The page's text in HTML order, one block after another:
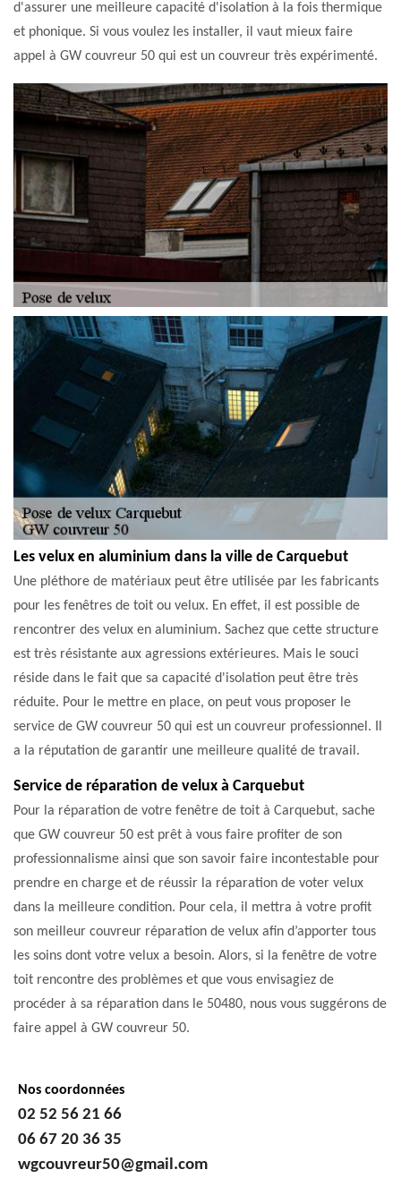
d'assurer une meilleure capacité d'isolation à la fois thermique
et phonique. Si vous voulez les installer, il vaut mieux faire
appel à GW couvreur 50 qui est un couvreur très expérimenté.
Les velux en aluminium dans la ville de Carquebut
Une pléthore de matériaux peut être utilisée par les fabricants
pour les fenêtres de toit ou velux. En effet, il est possible de
rencontrer des velux en aluminium. Sachez que cette structure
est très résistante aux agressions extérieures. Mais le souci
réside dans le fait que sa capacité d'isolation peut être très
réduite. Pour le mettre en place, on peut vous proposer le
service de GW couvreur 50 qui est un couvreur professionnel. Il
a la réputation de garantir une meilleure qualité de travail.
Service de réparation de velux à Carquebut
Pour la réparation de votre fenêtre de toit à Carquebut, sache
que GW couvreur 50 est prêt à vous faire profiter de son
professionnalisme ainsi que son savoir faire incontestable pour
prendre en charge et de réussir la réparation de voter velux
dans la meilleure condition. Pour cela, il mettra à votre profit
son meilleur couvreur réparation de velux afin d’apporter tous
les soins dont votre velux a besoin. Alors, si la fenêtre de votre
toit rencontre des problèmes et que vous envisagiez de
procéder à sa réparation dans le 50480, nous vous suggérons de
faire appel à GW couvreur 50.
Nos coordonnées
02 52 56 21 66
06 67 20 36 35
wgcouvreur50@gmail.com